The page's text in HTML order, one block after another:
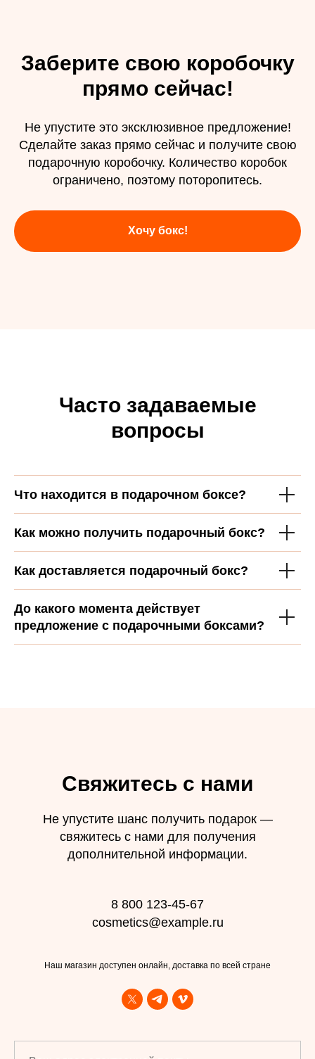
Заберите свою коробочку
прямо сейчас!
Не упустите это эксклюзивное предложение!
Сделайте заказ прямо сейчас и получите свою
подарочную коробочку. Количество коробок
ограничено, поэтому поторопитесь.
Хочу бокс!
Часто задаваемые
вопросы
Что находится в подарочном боксе?
Как можно получить подарочный бокс?
Как доставляется подарочный бокс?
До какого момента действует
предложение с подарочными боксами?
Свяжитесь с нами
Не упустите шанс получить подарок —
свяжитесь с нами для получения
дополнительной информации.
8 800 123-45-67
cosmetics@example.ru
Наш магазин доступен онлайн, доставка по всей стране